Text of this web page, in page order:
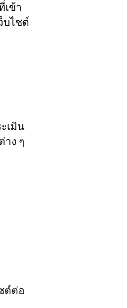
เข้า
บไซต์
เมิน
าง ๆ
ต์ต่อ